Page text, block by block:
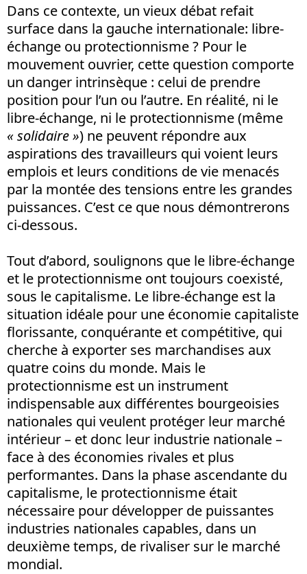
Dans ce contexte, un vieux débat refait
surface dans la gauche internationale: libre-
échange ou protectionnisme ? Pour le
mouvement ouvrier, cette question comporte
un danger intrinsèque : celui de prendre
position pour l’un ou l’autre. En réalité, ni le
libre-échange, ni le protectionnisme (même
« solidaire ») ne peuvent répondre aux
aspirations des travailleurs qui voient leurs
emplois et leurs conditions de vie menacés
par la montée des tensions entre les grandes
puissances. C’est ce que nous démontrerons
ci-dessous.
Tout d’abord, soulignons que le libre-échange
et le protectionnisme ont toujours coexisté,
sous le capitalisme. Le libre-échange est la
situation idéale pour une économie capitaliste
florissante, conquérante et compétitive, qui
cherche à exporter ses marchandises aux
quatre coins du monde. Mais le
protectionnisme est un instrument
indispensable aux différentes bourgeoisies
nationales qui veulent protéger leur marché
intérieur – et donc leur industrie nationale –
face à des économies rivales et plus
performantes. Dans la phase ascendante du
capitalisme, le protectionnisme était
nécessaire pour développer de puissantes
industries nationales capables, dans un
deuxième temps, de rivaliser sur le marché
mondial.